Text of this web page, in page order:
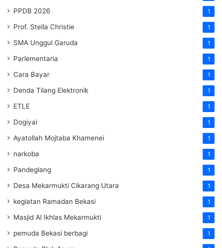
PPDB 2026 1
Prof. Stella Christie 1
SMA Unggul Garuda 1
Parlementaria 1
Cara Bayar 1
Denda Tilang Elektronik 1
ETLE 1
Dogiyai 1
Ayatollah Mojtaba Khamenei 1
narkoba 1
Pandeglang 1
Desa Mekarmukti Cikarang Utara 1
kegiatan Ramadan Bekasi 1
Masjid Al Ikhlas Mekarmukti 1
pemuda Bekasi berbagi 1